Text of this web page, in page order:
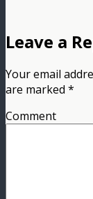
Leave a
Your email
are marked *
Comment